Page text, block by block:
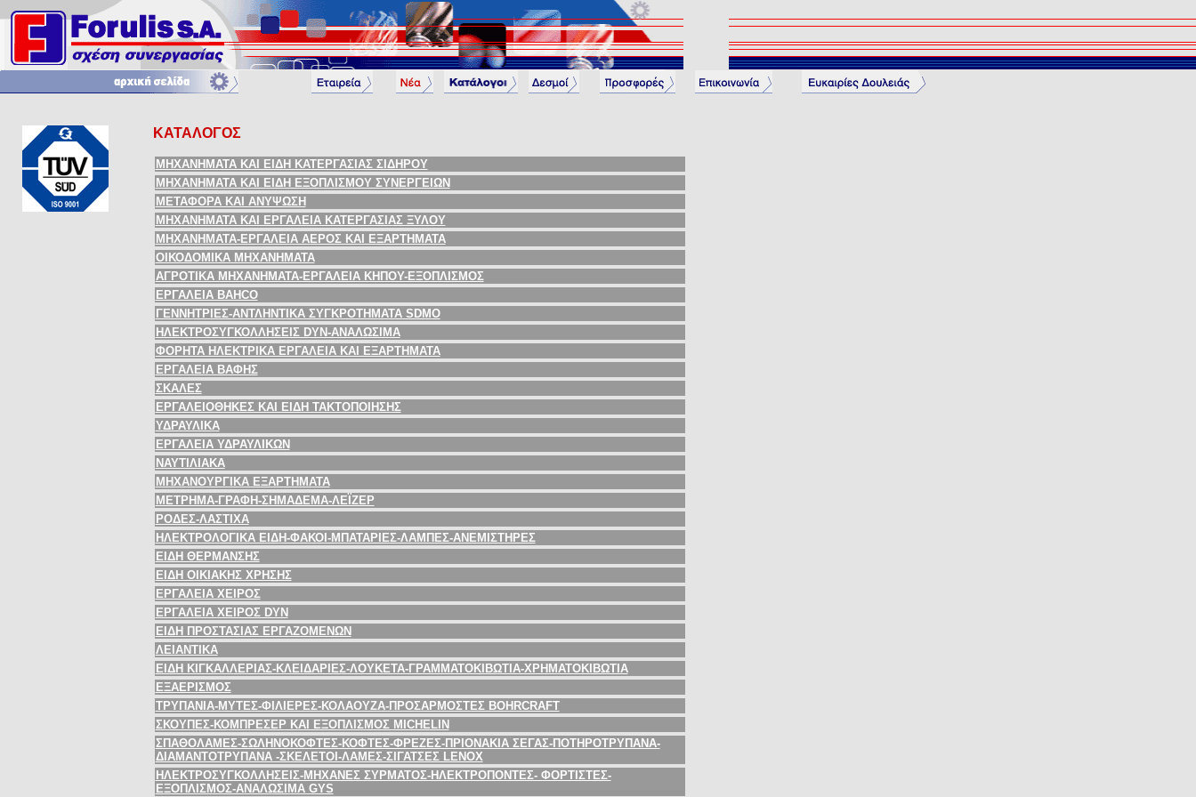
ΚΑΤΑΛΟΓΟΣ
ΜΗΧΑΝΗΜΑΤΑ ΚΑΙ ΕΙΔΗ ΚΑΤΕΡΓΑΣΙΑΣ ΣΙΔΗΡΟΥ
ΜΗΧΑΝΗΜΑΤΑ ΚΑΙ ΕΙΔΗ ΕΞΟΠΛΙΣΜΟΥ ΣΥΝΕΡΓΕΙΩΝ
ΜΕΤΑΦΟΡΑ ΚΑΙ ΑΝΥΨΩΣΗ
ΜΗΧΑΝΗΜΑΤΑ ΚΑΙ ΕΡΓΑΛΕΙΑ ΚΑΤΕΡΓΑΣΙΑΣ ΞΥΛΟΥ
ΜΗΧΑΝΗΜΑΤΑ-ΕΡΓΑΛΕΙΑ ΑΕΡΟΣ ΚΑΙ ΕΞΑΡΤΗΜΑΤΑ
ΟΙΚΟΔΟΜΙΚΑ ΜΗΧΑΝΗΜΑΤΑ
ΑΓΡΟΤΙΚΑ ΜΗΧΑΝΗΜΑΤΑ-ΕΡΓΑΛΕΙΑ ΚΗΠΟΥ-ΕΞΟΠΛΙΣΜΟΣ
ΕΡΓΑΛΕΙΑ BAHCO
ΓΕΝΝΗΤΡΙΕΣ-ΑΝΤΛΗΝΤΙΚΑ ΣΥΓΚΡΟΤΗΜΑΤΑ SDMO
ΗΛΕΚΤΡΟΣΥΓΚΟΛΛΗΣΕΙΣ DYN-ΑΝΑΛΩΣΙΜΑ
ΦΟΡΗΤΑ ΗΛΕΚΤΡΙΚΑ ΕΡΓΑΛΕΙΑ ΚΑΙ ΕΞΑΡΤΗΜΑΤΑ
ΕΡΓΑΛΕΙΑ ΒΑΦΗΣ
ΣΚΑΛΕΣ
ΕΡΓΑΛΕΙΟΘΗΚΕΣ ΚΑΙ ΕΙΔΗ ΤΑΚΤΟΠΟΙΗΣΗΣ
ΥΔΡΑΥΛΙΚΑ
ΕΡΓΑΛΕΙΑ ΥΔΡΑΥΛΙΚΩΝ
ΝΑΥΤΙΛΙΑΚΑ
ΜΗΧΑΝΟΥΡΓΙΚΑ ΕΞΑΡΤΗΜΑΤΑ
ΜΕΤΡΗΜΑ-ΓΡΑΦΗ-ΣΗΜΑΔΕΜΑ-ΛΕΪΖΕΡ
ΡΟΔΕΣ-ΛΑΣΤΙΧΑ
ΗΛΕΚΤΡΟΛΟΓΙΚΑ ΕΙΔΗ-ΦΑΚΟΙ-ΜΠΑΤΑΡΙΕΣ-ΛΑΜΠΕΣ-ΑΝΕΜΙΣΤΗΡΕΣ
ΕΙΔΗ ΘΕΡΜΑΝΣΗΣ
ΕΙΔΗ ΟΙΚΙΑΚΗΣ ΧΡΗΣΗΣ
ΕΡΓΑΛΕΙΑ ΧΕΙΡΟΣ
ΕΡΓΑΛΕΙΑ ΧΕΙΡΟΣ DYN
ΕΙΔΗ ΠΡΟΣΤΑΣΙΑΣ ΕΡΓΑΖΟΜΕΝΩΝ
ΛΕΙΑΝΤΙΚΑ
ΕΙΔΗ ΚΙΓΚΑΛΛΕΡΙΑΣ-ΚΛΕΙΔΑΡΙΕΣ-ΛΟΥΚΕΤΑ-ΓΡΑΜΜΑΤΟΚΙΒΩΤΙΑ-ΧΡΗΜΑΤΟΚΙΒΩΤΙΑ
ΕΞΑΕΡΙΣΜΟΣ
ΤΡΥΠΑΝΙΑ-ΜΥΤΕΣ-ΦΙΛΙΕΡΕΣ-ΚΟΛΑΟΥΖΑ-ΠΡΟΣΑΡΜΟΣΤΕΣ BOHRCRAFT
ΣΚΟΥΠΕΣ-ΚΟΜΠΡΕΣΕΡ ΚΑΙ ΕΞΟΠΛΙΣΜΟΣ MICHELIN
ΣΠΑΘΟΛΑΜΕΣ-ΣΩΛΗΝΟΚΟΦΤΕΣ-ΚΟΦΤΕΣ-ΦΡΕΖΕΣ-ΠΡΙΟΝΑΚΙΑ ΣΕΓΑΣ-ΠΟΤΗΡΟΤΡΥΠΑΝΑ-
ΔΙΑΜΑΝΤΟΤΡΥΠΑΝΑ -ΣΚΕΛΕΤΟΙ-ΛΑΜΕΣ-ΣΙΓΑΤΣΕΣ LENOX
ΗΛΕΚΤΡΟΣΥΓΚΟΛΛΗΣΕΙΣ-ΜΗΧΑΝΕΣ ΣΥΡΜΑΤΟΣ-ΗΛΕΚΤΡΟΠΟΝΤΕΣ- ΦΟΡΤΙΣΤΕΣ-
ΕΞΟΠΛΙΣΜΟΣ-ΑΝΑΛΩΣΙΜΑ GYS